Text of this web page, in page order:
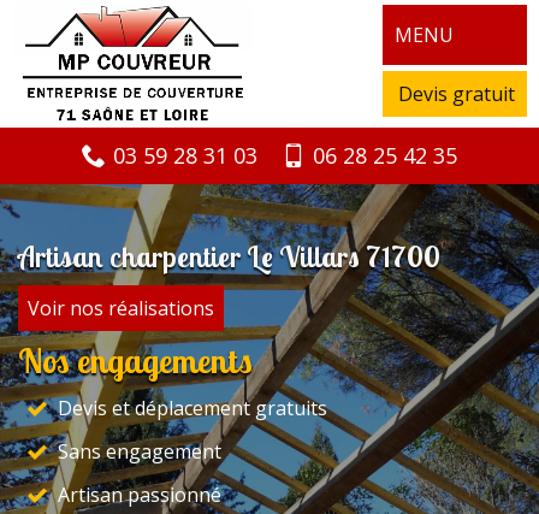
MENU
Devis gratuit
03 59 28 31 03 06 28 25 42 35
Artisan charpentier Le Villars 71700
Voir nos réalisations
Nos engagements
Devis et déplacement gratuits
Sans engagement
Artisan passionné